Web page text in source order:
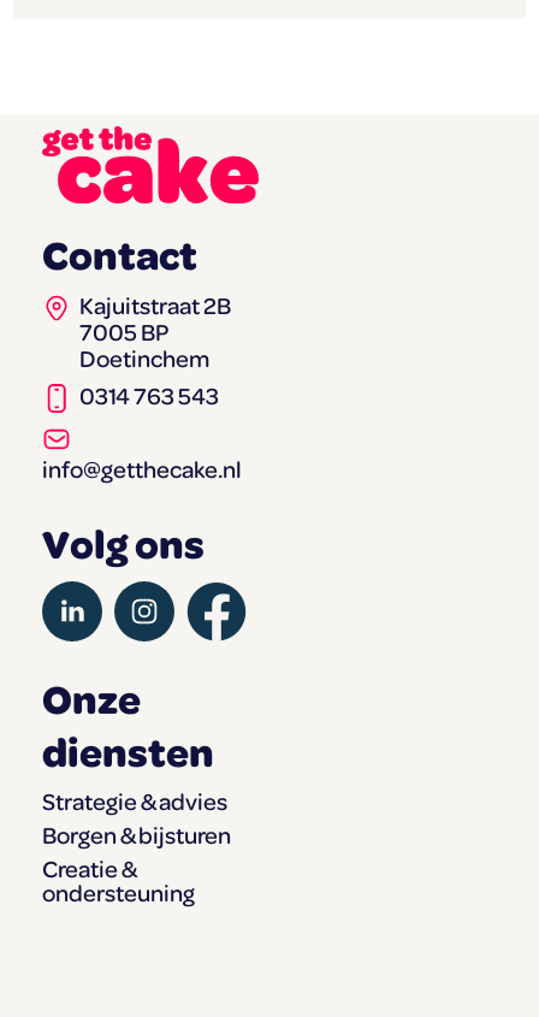
Onze
diensten
Strategie & advies
Borgen & bijsturen
Creatie &
ondersteuning
Contact
Kajuitstraat 2B
7005 BP
Doetinchem
0314 763 543
info@getthecake.nl
Volg ons